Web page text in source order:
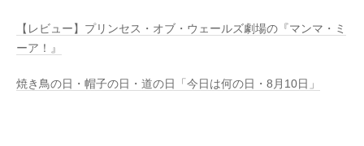
【レビュー】プリンセス・オブ・ウェールズ劇場の『マンマ・ミ
ーア！』
焼き鳥の日・帽子の日・道の日「今日は何の日・8月10日」